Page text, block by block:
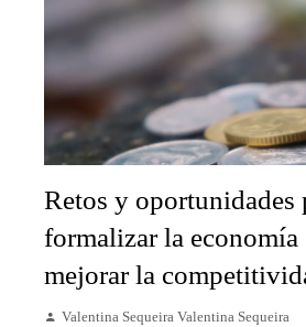
Retos y oportunidades
formalizar la
mejorar la
Valentina Sequeira Valentina Sequeira